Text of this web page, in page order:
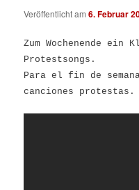
Veröffentlicht am6. Februar
Zum Wochenende ein
Protestsongs.
Para el fin de
canciones protestas.